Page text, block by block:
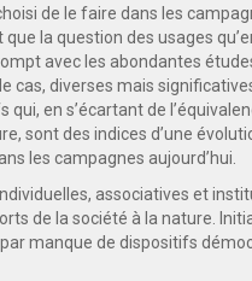
de le faire dans les
la question des usages
avec les abondantes
cas, diverses mais
en s’écartant de
sont des indices d’une
les campagnes aujourd’hui.
associatives et
de la société à la nature.
manque de dispositifs